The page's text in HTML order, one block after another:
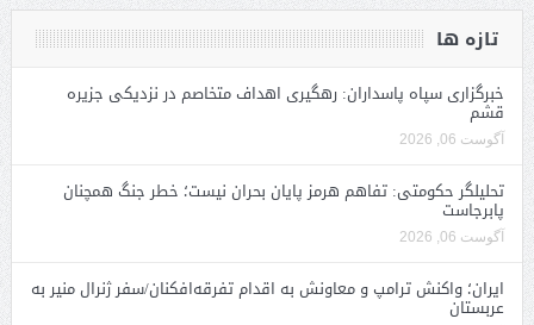
تازه ها
خبرگزاری سپاه پاسداران: رهگیری اهداف متخاصم در نزدیکی جزیره
قشم
آگوست 06, 2026
تحلیلگر حکومتی: تفاهم هرمز پایان بحران نیست؛ خطر جنگ همچنان
پابرجاست
آگوست 06, 2026
ایران؛ واکنش ترامپ و معاونش به اقدام تفرقه‌افکنان/سفر ژنرال منیر به
عربستان